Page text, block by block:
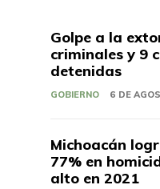
Golpe a la
criminales y 9
detenidas
GOBIERNO 6 DE
Michoacán
77% en
alto en 2021